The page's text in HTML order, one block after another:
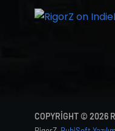
COPYRIGHT © 2026